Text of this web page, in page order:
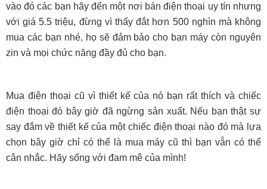
vào đó các bạn hãy đến một nơi bán điện thoại uy tín nhưng
với giá 5.5 triệu, đừng vì thấy đắt hơn 500 nghìn mà không
mua các bạn nhé, họ sẽ đảm bảo cho bạn máy còn nguyên
zin và mọi chức năng đầy đủ cho bạn.
Mua điện thoại cũ vì thiết kế của nó bạn rất thích và chiếc
điện thoại đó bây giờ đã ngừng sản xuất. Nếu bạn thật sự
say đắm về thiết kế của một chiếc điện thoại nào đó mà lựa
chọn bây giờ chỉ có thể là mua máy cũ thì bạn vẫn có thể
cân nhắc. Hãy sống với đam mê của mình!